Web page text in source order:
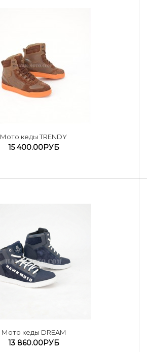
Мото кеды TRENDY
15 400.00РУБ
Мото кеды DREAM
13 860.00РУБ